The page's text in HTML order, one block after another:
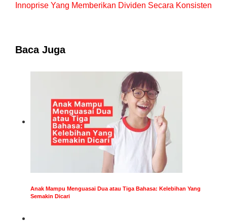
Innoprise Yang Memberikan Dividen Secara Konsisten
Baca Juga
Anak Mampu Menguasai Dua atau Tiga Bahasa: Kelebihan Yang
Semakin Dicari